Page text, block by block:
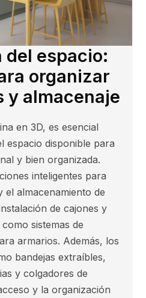
espacio:
organizar
y almacenaje
en 3D, es esencial
espacio disponible para
y bien organizada.
inteligentes para
el almacenamiento de
de cajones y
sistemas de
armarios. Además, los
bandejas extraíbles,
y colgadores de
y la organización